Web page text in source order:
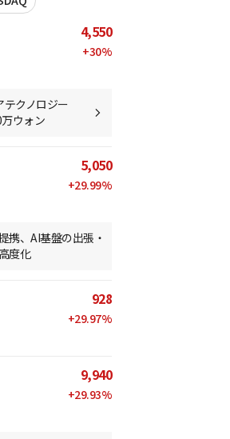
4,550
+30%
テクノロジー
ウォン
5,050
+29.99%
携、AI基盤の出張・
度化
928
+29.97%
9,940
+29.93%